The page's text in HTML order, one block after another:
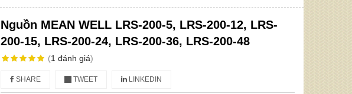
Nguồn MEAN WELL LRS-200-5, LRS-200-12, LRS-
200-15, LRS-200-24, LRS-200-36, LRS-200-48
(1 đánh giá)
SHARE TWEET LINKEDIN